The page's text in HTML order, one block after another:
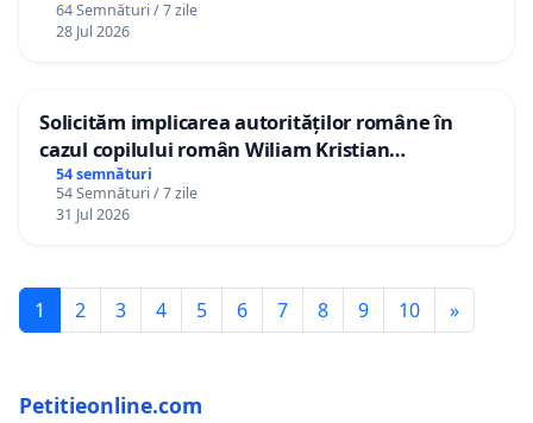
64 Semnături / 7 zile
28 Jul 2026
Solicităm implicarea autorităților române în
cazul copilului român Wiliam Kristian
Gheorghe, aflat în plasament în Danemarca de
12 ani
54 semnături
54 Semnături / 7 zile
31 Jul 2026
1 2 3 4 5 6 7 8 9 10 »
Petitieonline.com